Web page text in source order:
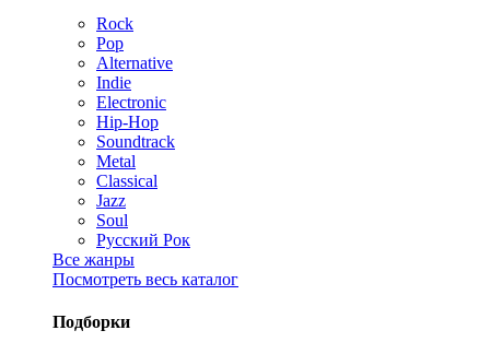
Rock
Pop
Alternative
Indie
Electronic
Hip-Hop
Soundtrack
Metal
Classical
Jazz
Soul
Русский Рок
Все жанры
Посмотреть весь каталог
Подборки